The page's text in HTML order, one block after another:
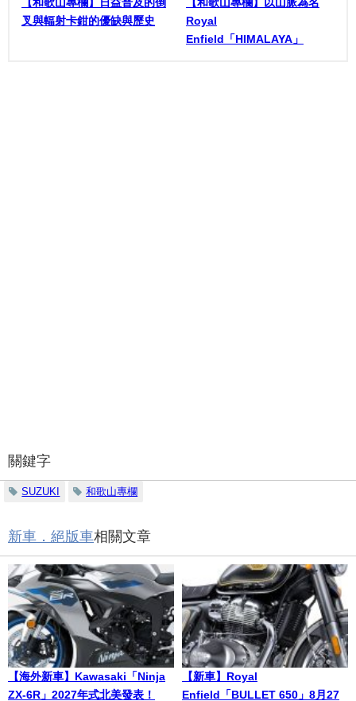
叉與輻射卡鉗的優缺與歷史
Royal
Enfield「HIMALAYA」
關鍵字
SUZUKI 和歌山專欄
新車．絕版車相關文章
【海外新車】Kawasaki「Ninja
ZX-6R」2027年式北美發表！
【新車】Royal
Enfield「BULLET 650」8月27